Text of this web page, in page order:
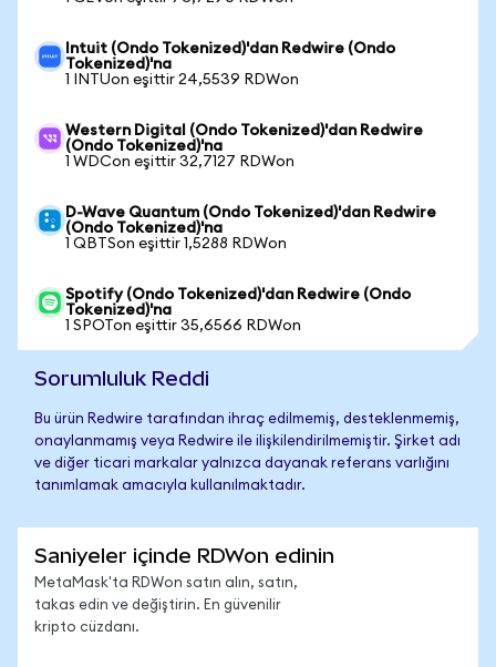
Intuit (Ondo Tokenized)'dan Redwire (Ondo
Tokenized)'na
1 INTUon eşittir 24,5539 RDWon
Western Digital (Ondo Tokenized)'dan Redwire
(Ondo Tokenized)'na
1 WDCon eşittir 32,7127 RDWon
D-Wave Quantum (Ondo Tokenized)'dan Redwire
(Ondo Tokenized)'na
1 QBTSon eşittir 1,5288 RDWon
Spotify (Ondo Tokenized)'dan Redwire (Ondo
Tokenized)'na
1 SPOTon eşittir 35,6566 RDWon
Sorumluluk Reddi
Bu ürün Redwire tarafından ihraç edilmemiş, desteklenmemiş,
onaylanmamış veya Redwire ile ilişkilendirilmemiştir. Şirket adı
ve diğer ticari markalar yalnızca dayanak referans varlığını
tanımlamak amacıyla kullanılmaktadır.
Saniyeler içinde RDWon edinin
MetaMask'ta RDWon satın alın, satın,
takas edin ve değiştirin. En güvenilir
kripto cüzdanı.